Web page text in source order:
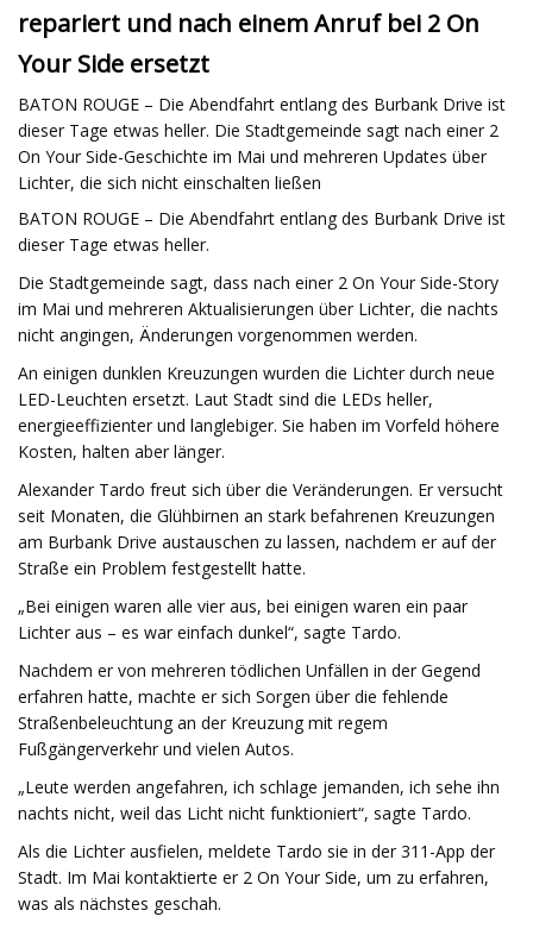
repariert und nach einem Anruf bei 2 On
Your Side ersetzt
BATON ROUGE – Die Abendfahrt entlang des Burbank Drive ist
dieser Tage etwas heller. Die Stadtgemeinde sagt nach einer 2
On Your Side-Geschichte im Mai und mehreren Updates über
Lichter, die sich nicht einschalten ließen
BATON ROUGE – Die Abendfahrt entlang des Burbank Drive ist
dieser Tage etwas heller.
Die Stadtgemeinde sagt, dass nach einer 2 On Your Side-Story
im Mai und mehreren Aktualisierungen über Lichter, die nachts
nicht angingen, Änderungen vorgenommen werden.
An einigen dunklen Kreuzungen wurden die Lichter durch neue
LED-Leuchten ersetzt. Laut Stadt sind die LEDs heller,
energieeffizienter und langlebiger. Sie haben im Vorfeld höhere
Kosten, halten aber länger.
Alexander Tardo freut sich über die Veränderungen. Er versucht
seit Monaten, die Glühbirnen an stark befahrenen Kreuzungen
am Burbank Drive austauschen zu lassen, nachdem er auf der
Straße ein Problem festgestellt hatte.
„Bei einigen waren alle vier aus, bei einigen waren ein paar
Lichter aus – es war einfach dunkel“, sagte Tardo.
Nachdem er von mehreren tödlichen Unfällen in der Gegend
erfahren hatte, machte er sich Sorgen über die fehlende
Straßenbeleuchtung an der Kreuzung mit regem
Fußgängerverkehr und vielen Autos.
„Leute werden angefahren, ich schlage jemanden, ich sehe ihn
nachts nicht, weil das Licht nicht funktioniert“, sagte Tardo.
Als die Lichter ausfielen, meldete Tardo sie in der 311-App der
Stadt. Im Mai kontaktierte er 2 On Your Side, um zu erfahren,
was als nächstes geschah.